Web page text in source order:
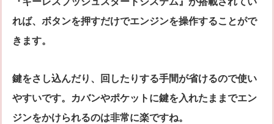
れば、ボタンを押すだけでエンジンを操作することがで
きます。
鍵をさし込んだり、回したりする手間が省けるので使い
やすいです。カバンやポケットに鍵を入れたままでエン
ジンをかけられるのは非常に楽ですね。